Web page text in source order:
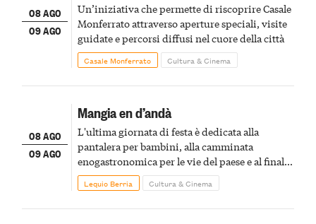
08 AGO
09 AGO
Un’iniziativa che permette di riscoprire Casale
Monferrato attraverso aperture speciali, visite
guidate e percorsi diffusi nel cuore della città
Casale Monferrato Cultura & Cinema
08 AGO
09 AGO
Mangia en d’andà
L'ultima giornata di festa è dedicata alla
pantalera per bambini, alla camminata
enogastronomica per le vie del paese e al finale
pirotecnico
Lequio Berria Cultura & Cinema